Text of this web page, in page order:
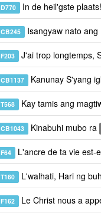
D770 In de heil'gste plaats!
CB245 Isangyaw nato ang
F203 J'ai trop longtemps,
CB1137 Kanunay S'yang
T568 Kay tamis ang
CB1043 Kinabuhi mubo ra
F64 L'ancre de ta vie est-
T160 L'walhati, Hari ng
F162 Le Christ nous a